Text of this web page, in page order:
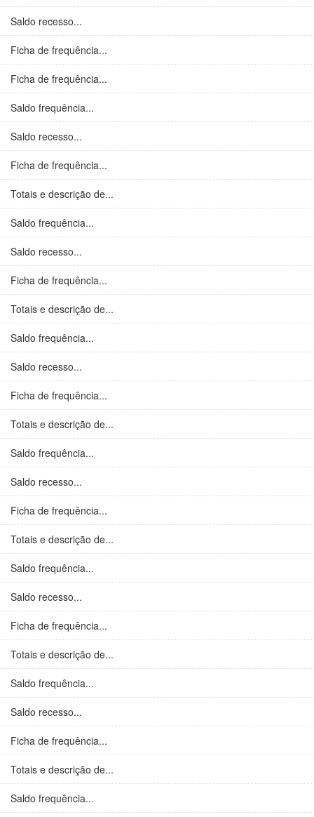
Saldo recesso...
Ficha de frequência...
Ficha de frequência...
Saldo frequência...
Saldo recesso...
Ficha de frequência...
Totais e descrição de...
Saldo frequência...
Saldo recesso...
Ficha de frequência...
Totais e descrição de...
Saldo frequência...
Saldo recesso...
Ficha de frequência...
Totais e descrição de...
Saldo frequência...
Saldo recesso...
Ficha de frequência...
Totais e descrição de...
Saldo frequência...
Saldo recesso...
Ficha de frequência...
Totais e descrição de...
Saldo frequência...
Saldo recesso...
Ficha de frequência...
Totais e descrição de...
Saldo frequência...